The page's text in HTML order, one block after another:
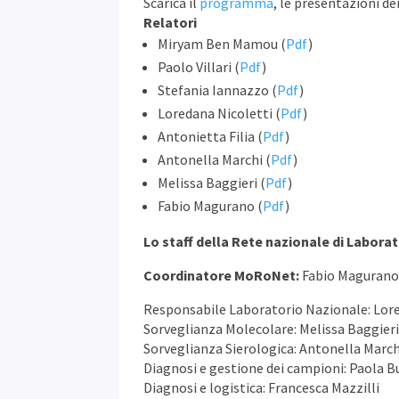
Relatori
Miryam Ben Mamou (Pdf)
Paolo Villari (Pdf)
Stefania Iannazzo (Pdf)
Loredana Nicoletti (Pdf)
Antonietta Filia (Pdf)
Antonella Marchi (Pdf)
Melissa Baggieri (Pdf)
Fabio Magurano (Pdf)
Lo staff della Rete nazionale di
Coordinatore MoRoNet: Fabio Magurano
Responsabile Laboratorio Nazionale:
Sorveglianza Molecolare: Melissa Baggieri
Sorveglianza Sierologica: Antonella
Diagnosi e gestione dei campioni: Paola
Diagnosi e logistica: Francesca Mazzilli